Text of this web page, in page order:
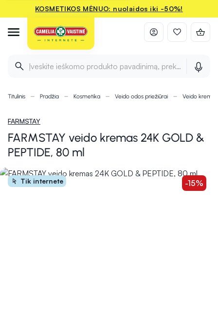
KOSMETIKOS MĖNUO: nuolaidos iki -50%!
Įveskite ieškomo produkto pavadinimą, prekės ženklą ir
Titulinis Pradžia Kosmetika Veido odos priežiūrai Veido kremai
FARMSTAY
FARMSTAY veido kremas 24K GOLD &
PEPTIDE, 80 ml
Tik internete -15%